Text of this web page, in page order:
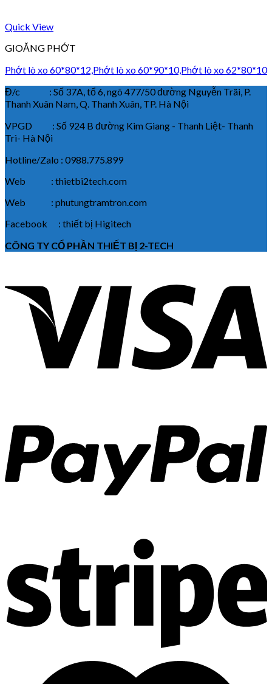
Quick View
GIOĂNG PHỚT
Phớt lò xo 60*80*12,Phớt lò xo 60*90*10,Phớt lò xo 62*80*10
Đ/c : Số 37A, tổ 6, ngõ 477/50 đường Nguyễn Trãi, P.
Thanh Xuân Nam, Q. Thanh Xuân, TP. Hà Nội
VPGD : Số 924 B đường Kim Giang - Thanh Liệt- Thanh
Trì- Hà Nội
Hotline/Zalo : 0988.775.899
Web : thietbi2tech.com
Web : phutungtramtron.com
Facebook : thiết bị Higitech
CÔNG TY CỔ PHẦN THIẾT BỊ 2-TECH